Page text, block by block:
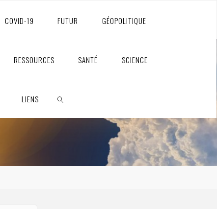
COVID-19 FUTUR GÉOPOLITIQUE
RESSOURCES SANTÉ SCIENCE
LIENS